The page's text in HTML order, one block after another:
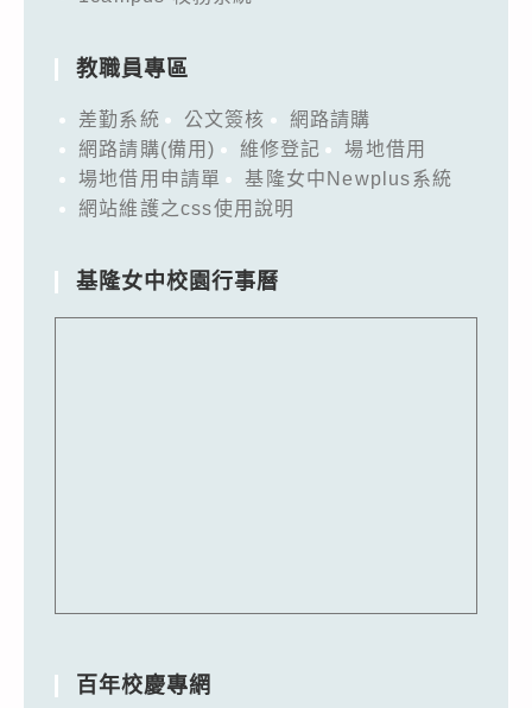
教職員專區
差勤系統 公文簽核
網路請購
網路請購(備用)
維修登記
場地借用
場地借用申請單
基隆女中Newplus系統
網站維護之css使用說明
基隆女中校園行事曆
百年校慶專網